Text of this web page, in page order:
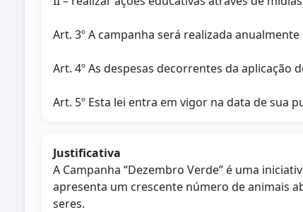
Art. 3º A campanha será realizada
Art. 4º As despesas decorrentes da
Art. 5º Esta lei entra em vigor na data de sua
Justificativa
A Campanha “Dezembro Verde” é uma
apresenta um crescente número de animais
seres.